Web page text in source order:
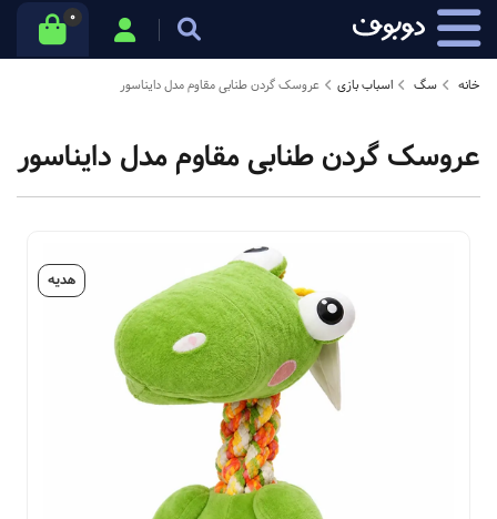
0
خانه سگ اسباب بازی عروسک گردن طنابی مقاوم مدل دایناسور
عروسک گردن طنابی مقاوم مدل دایناسور
هدیه